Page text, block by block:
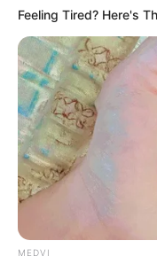
Feeling Tired? Here's
MEDVI